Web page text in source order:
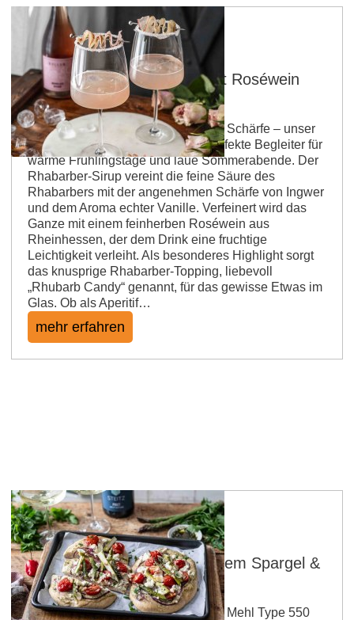
Rhabarber-Ingwer-Spritz mit Roséwein
aus Rheinhessen
Fruchtig, frisch und mit einer feinen Schärfe – unser
Rhabarber-Ingwer-Spritz ist der perfekte Begleiter für
warme Frühlingstage und laue Sommerabende. Der
Rhabarber-Sirup vereint die feine Säure des
Rhabarbers mit der angenehmen Schärfe von Ingwer
und dem Aroma echter Vanille. Verfeinert wird das
Ganze mit einem feinherben Roséwein aus
Rheinhessen, der dem Drink eine fruchtige
Leichtigkeit verleiht. Als besonderes Highlight sorgt
das knusprige Rhabarber-Topping, liebevoll
„Rhubarb Candy“ genannt, für das gewisse Etwas im
Glas. Ob als Aperitif…
mehr erfahren
Vollkornrahmfladen mit grünem Spargel &
Wildkräuter-Pesto
Für den Teig Für das Topping 400g Mehl Type 550⁠